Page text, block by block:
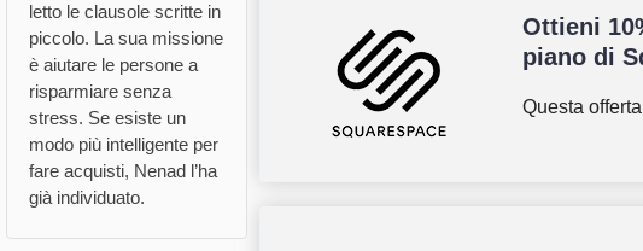
letto le clausole scritte in
piccolo. La sua missione
è aiutare le persone a
risparmiare senza
stress. Se esiste un
modo più intelligente per
fare acquisti, Nenad l’ha
già individuato.
Ottieni
piano di
Questa